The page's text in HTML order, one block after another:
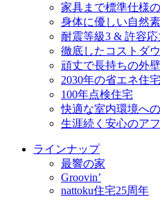
家具まで標準仕様
身体に優しい自然
耐震等級3 & 許容
徹底したコストダ
頑丈で長持ちの外壁
2030年の省エネ住
100年点検住宅
快適な室内環境へ
生涯続く安心のア
ラインナップ
最響の家
Groovin’
nattoku住宅25周年